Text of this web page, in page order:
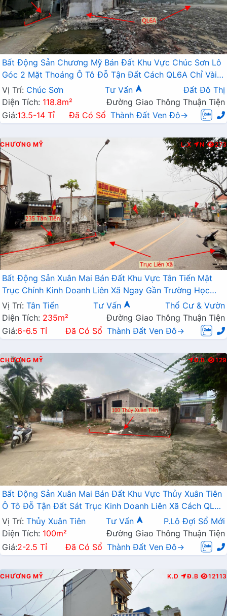
Bất Động Sản Chương Mỹ Bán Đất Khu Vực Chúc Sơn Lô
Góc 2 Mặt Thoáng Ô Tô Đỗ Tận Đất Cách QL6A Chỉ Vài
Bước Chân
Vị Trí: Chúc Sơn Tư Vấn
Đất Đô Thị
Diện Tích: 118.8m²
Đường Giao Thông Thuận Tiện
Giá:13.5-14 Tỉ Đã Có Sổ Thành Đất Ven Đô→
CHƯƠNG MỸ L.X N 273
Bất Động Sản Xuân Mai Bán Đất Khu Vực Tân Tiến Mặt
Trục Chính Kinh Doanh Liên Xã Ngay Gần Trường Học
Các Cấp
Vị Trí: Tân Tiến Tư Vấn
Thổ Cư & Vườn
Diện Tích: 235m²
Đường Giao Thông Thuận Tiện
Giá:6-6.5 Tỉ Đã Có Sổ Thành Đất Ven Đô→
CHƯƠNG MỸ Đ.B 129
Bất Động Sản Xuân Mai Bán Đất Khu Vực Thủy Xuân Tiên
Ô Tô Đỗ Tận Đất Sát Trục Kinh Doanh Liên Xã Cách QL6A
Chỉ Vài Trăm Mét
Vị Trí: Thủy Xuân Tiên Tư Vấn
P.Lô Đợi Sổ Mới
Diện Tích: 100m²
Đường Giao Thông Thuận Tiện
Giá:2-2.5 Tỉ Đã Có Sổ Thành Đất Ven Đô→
CHƯƠNG MỸ K.D Đ.B 12113